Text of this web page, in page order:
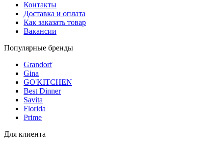
Контакты
Доставка и оплата
Как заказать товар
Вакансии
Популярные бренды
Grandorf
Gina
GO'KITCHEN
Best Dinner
Savita
Florida
Prime
Для клиента